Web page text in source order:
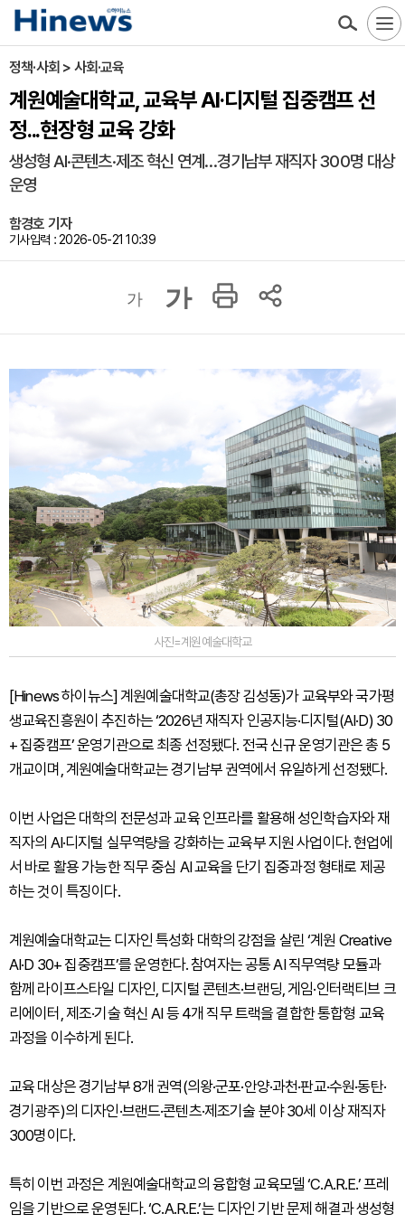
정책·사회 > 사회·교육
계원예술대학교, 교육부 AI·디지털 집중캠프 선
정...현장형 교육 강화
생성형 AI·콘텐츠·제조 혁신 연계…경기남부 재직자 300명 대상
운영
함경호 기자
기사입력 : 2026-05-21 10:39
가 가
사진=계원예술대학교
[Hinews 하이뉴스] 계원예술대학교(총장 김성동)가 교육부와 국가평
생교육진흥원이 추진하는 ‘2026년 재직자 인공지능·디지털(AI·D) 30
+ 집중캠프’ 운영기관으로 최종 선정됐다. 전국 신규 운영기관은 총 5
개교이며, 계원예술대학교는 경기남부 권역에서 유일하게 선정됐다.
이번 사업은 대학의 전문성과 교육 인프라를 활용해 성인학습자와 재
직자의 AI·디지털 실무역량을 강화하는 교육부 지원 사업이다. 현업에
서 바로 활용 가능한 직무 중심 AI 교육을 단기 집중과정 형태로 제공
하는 것이 특징이다.
계원예술대학교는 디자인 특성화 대학의 강점을 살린 ‘계원 Creative
AI·D 30+ 집중캠프’를 운영한다. 참여자는 공통 AI 직무역량 모듈과
함께 라이프스타일 디자인, 디지털 콘텐츠·브랜딩, 게임·인터랙티브 크
리에이터, 제조·기술 혁신 AI 등 4개 직무 트랙을 결합한 통합형 교육
과정을 이수하게 된다.
교육 대상은 경기남부 8개 권역(의왕·군포·안양·과천·판교·수원·동탄·
경기광주)의 디자인·브랜드·콘텐츠·제조기술 분야 30세 이상 재직자
300명이다.
특히 이번 과정은 계원예술대학교의 융합형 교육모델 ‘C.A.R.E.’ 프레
임을 기반으로 운영된다. ‘C.A.R.E.’는 디자인 기반 문제 해결과 생성형